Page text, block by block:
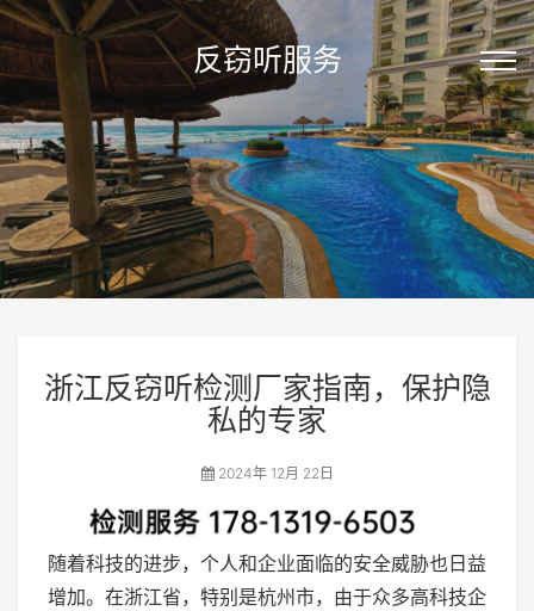
反窃听服务
浙江反窃听检测厂家指南，保护隐
私的专家
2024年 12月 22日
随着科技的进步，个人和企业面临的安全威胁也日益
增加。在浙江省，特别是杭州市，由于众多高科技企